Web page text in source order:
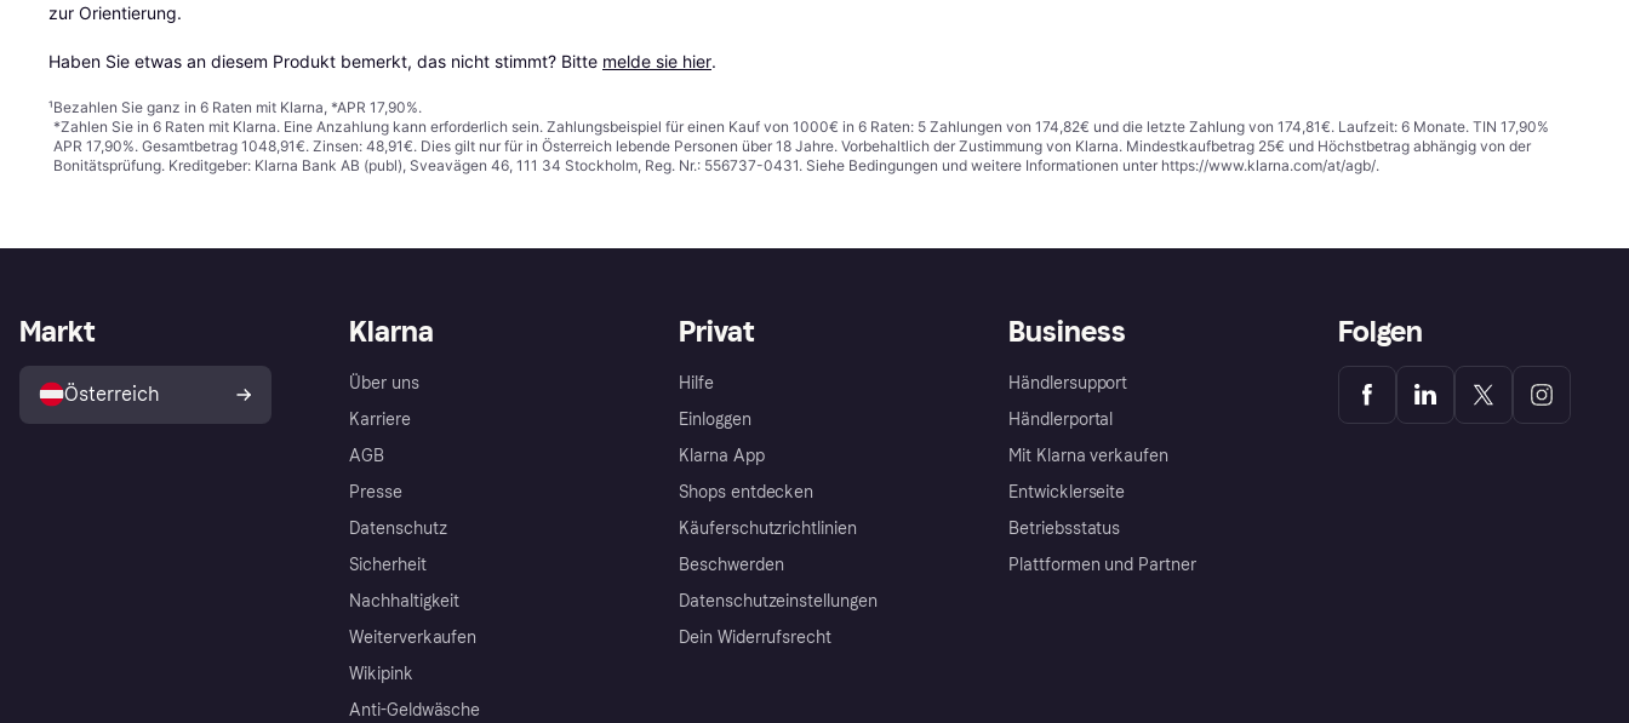
zur Orientierung.
Haben Sie etwas an diesem Produkt bemerkt, das nicht stimmt? Bitte melde sie hier.
¹Bezahlen Sie ganz in 6 Raten mit Klarna, *APR 17,90%.
*Zahlen Sie in 6 Raten mit Klarna. Eine Anzahlung kann erforderlich sein. Zahlungsbeispiel für einen Kauf von 1000€ in 6 Raten: 5 Zahlungen von 174,82€ und die letzte Zahlung von 174,81€. Laufzeit: 6 Monate. TIN 17,90%
APR 17,90%. Gesamtbetrag 1048,91€. Zinsen: 48,91€. Dies gilt nur für in Österreich lebende Personen über 18 Jahre. Vorbehaltlich der Zustimmung von Klarna. Mindestkaufbetrag 25€ und Höchstbetrag abhängig von der
Bonitätsprüfung. Kreditgeber: Klarna Bank AB (publ), Sveavägen 46, 111 34 Stockholm, Reg. Nr.: 556737-0431. Siehe Bedingungen und weitere Informationen unter https://www.klarna.com/at/agb/.
Klarna
Über uns
Karriere
AGB
Presse
Datenschutz
Sicherheit
Nachhaltigkeit
Weiterverkaufen
Wikipink
Anti-Geldwäsche
Privat
Hilfe
Einloggen
Klarna App
Shops entdecken
Käuferschutzrichtlinien
Beschwerden
Datenschutzeinstellungen
Dein Widerrufsrecht
Business
Händlersupport
Händlerportal
Mit Klarna verkaufen
Entwicklerseite
Betriebsstatus
Plattformen und Partner
Markt
Österreich
Folgen